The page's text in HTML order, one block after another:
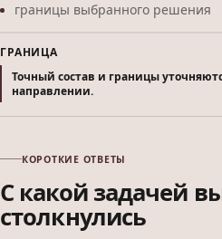
границы выбранного решения
ГРАНИЦА
Точный состав и границы
направлении.
КОРОТКИЕ ОТВЕТЫ
С какой задачей
столкнулись